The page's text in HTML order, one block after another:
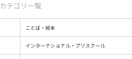
カテゴリ一覧
ことば・絵本
インターナショナル・プリスクール